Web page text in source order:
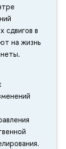
сдвигов в
на жизнь